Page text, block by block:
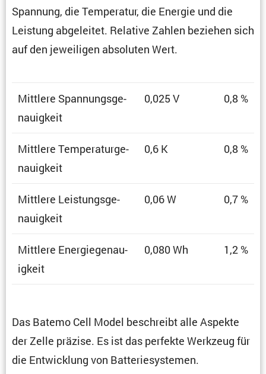
Spannung, die Tempe­ratur, die Energie und die
Leistung abgeleitet. Relative Zahlen beziehen sich
auf den jewei­ligen absoluten Wert.
Mittlere Spannungs­ge­
nau­ig­keit
0,025 V 0,8 %
Mittlere Tempe­ra­tur­ge­
nau­ig­keit
0,6 K 0,8 %
Mittlere Leistungs­ge­
nau­ig­keit
0,06 W 0,7 %
Mittlere Energie­ge­nau­
ig­keit
0,080 Wh 1,2 %
Das Batemo Cell Model beschreibt alle Aspekte
der Zelle präzise. Es ist das perfekte Werkzeug für
die Entwick­lung von Batteriesystemen.